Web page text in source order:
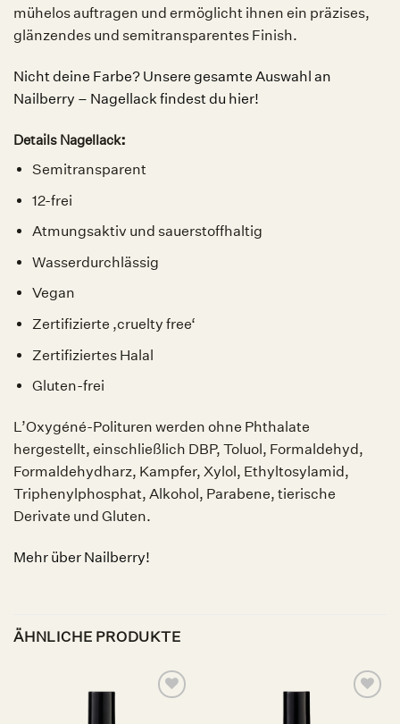
mühelos auftragen und ermöglicht ihnen ein präzises,
glänzendes und semitransparentes Finish.
Nicht deine Farbe? Unsere gesamte Auswahl an
Nailberry – Nagellack findest du hier!
Details Nagellack:
Semitransparent
12-frei
Atmungsaktiv und sauerstoffhaltig
Wasserdurchlässig
Vegan
Zertifizierte ‚cruelty free‘
Zertifiziertes Halal
Gluten-frei
L’Oxygéné-Polituren werden ohne Phthalate
hergestellt, einschließlich DBP, Toluol, Formaldehyd,
Formaldehydharz, Kampfer, Xylol, Ethyltosylamid,
Triphenylphosphat, Alkohol, Parabene, tierische
Derivate und Gluten.
Mehr über Nailberry!
ÄHNLICHE PRODUKTE